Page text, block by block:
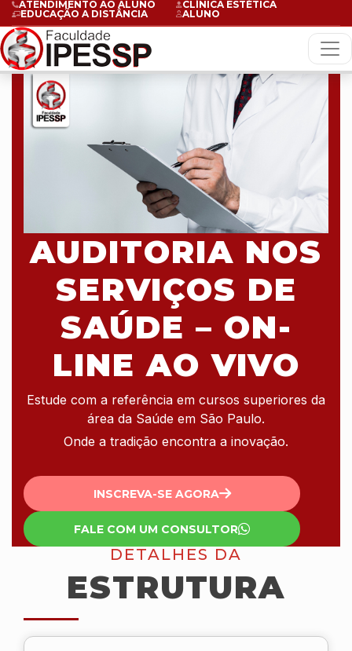
ATENDIMENTO AO ALUNO
CLÍNICA ESTÉTICA
EDUCAÇÃO A DISTÂNCIA
ALUNO
AUDITORIA NOS
SERVIÇOS DE
SAÚDE – ON-
LINE AO VIVO
Estude com a referência em cursos superiores da
área da Saúde em São Paulo.
Onde a tradição encontra a inovação.
INSCREVA-SE AGORA
FALE COM UM CONSULTOR
DETALHES DA
ESTRUTURA